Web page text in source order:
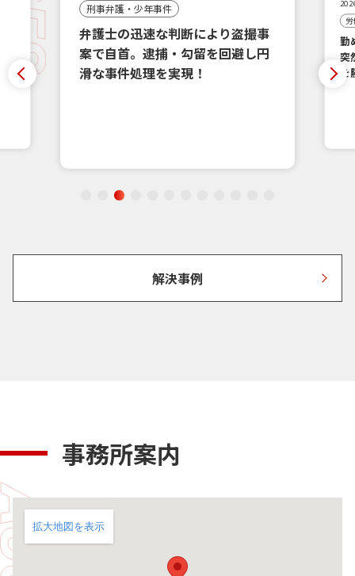
労働問題
勤め先から、納得できない理由で
突然の強制解雇！訴訟で410万円
を勝ち取った。
解決事例
事務所案内
拡大地図を表示